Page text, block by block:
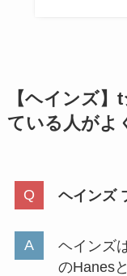
【ヘインズ
ている人がよ
ヘインズ
ヘインズ
のHanes